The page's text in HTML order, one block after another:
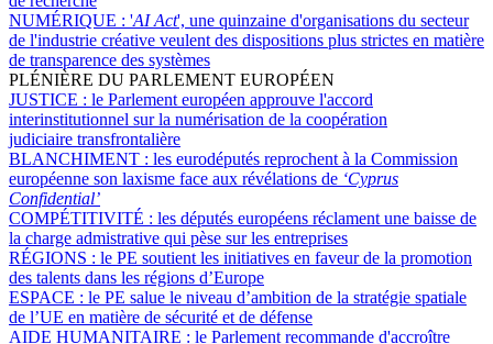
NUMÉRIQUE : 'AI Act', une quinzaine d'organisations du secteur
de l'industrie créative veulent des dispositions plus strictes en matière
de transparence des systèmes
PLÉNIÈRE DU PARLEMENT EUROPÉEN
JUSTICE : le Parlement européen approuve l'accord
interinstitutionnel sur la numérisation de la coopération
judiciaire transfrontalière
BLANCHIMENT : les eurodéputés reprochent à la Commission
européenne son laxisme face aux révélations de ‘Cyprus
Confidential’
COMPÉTITIVITÉ : les députés européens réclament une baisse de
la charge admistrative qui pèse sur les entreprises
RÉGIONS : le PE soutient les initiatives en faveur de la promotion
des talents dans les régions d’Europe
ESPACE : le PE salue le niveau d’ambition de la stratégie spatiale
de l’UE en matière de sécurité et de défense
AIDE HUMANITAIRE : le Parlement recommande d'accroître